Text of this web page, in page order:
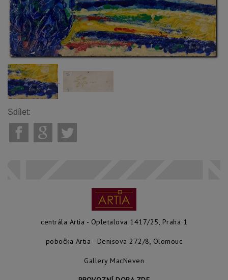
Sdílet:
centrála Artia - Opletalova 1417/25, Praha 1
pobočka Artia - Denisova 272/8, Olomouc
Gallery MacNeven